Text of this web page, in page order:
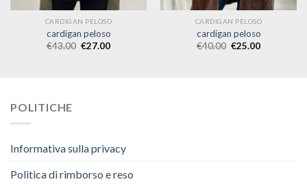
CARDIGAN PELOSO
cardigan peloso
€43.00 €27.00
CARDIGAN PELOSO
cardigan peloso
€40.00 €25.00
POLITICHE
Informativa sulla privacy
Politica di rimborso e reso